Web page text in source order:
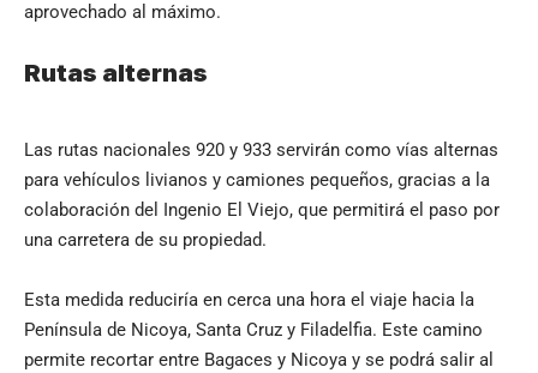
aprovechado al máximo.
Rutas alternas
Las rutas nacionales 920 y 933 servirán como vías alternas
para vehículos livianos y camiones pequeños, gracias a la
colaboración del Ingenio El Viejo, que permitirá el paso por
una carretera de su propiedad.
Esta medida reduciría en cerca una hora el viaje hacia la
Península de Nicoya, Santa Cruz y Filadelfia. Este camino
permite recortar entre Bagaces y Nicoya y se podrá salir al